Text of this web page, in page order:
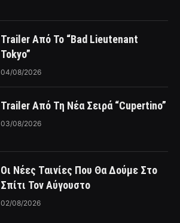
Trailer Από Το “Bad Lieutenant
Tokyo”
04/08/2026
Trailer Από Τη Νέα Σειρά “Cupertino”
03/08/2026
Οι Νέες Ταινίες Που Θα Δούμε Στο
Σπίτι Τον Αύγουστο
02/08/2026